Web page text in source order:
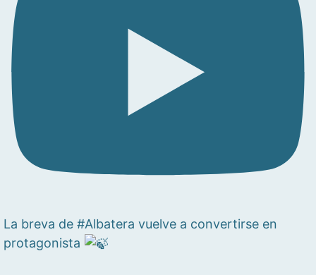
La breva de #Albatera vuelve a convertirse en
protagonista